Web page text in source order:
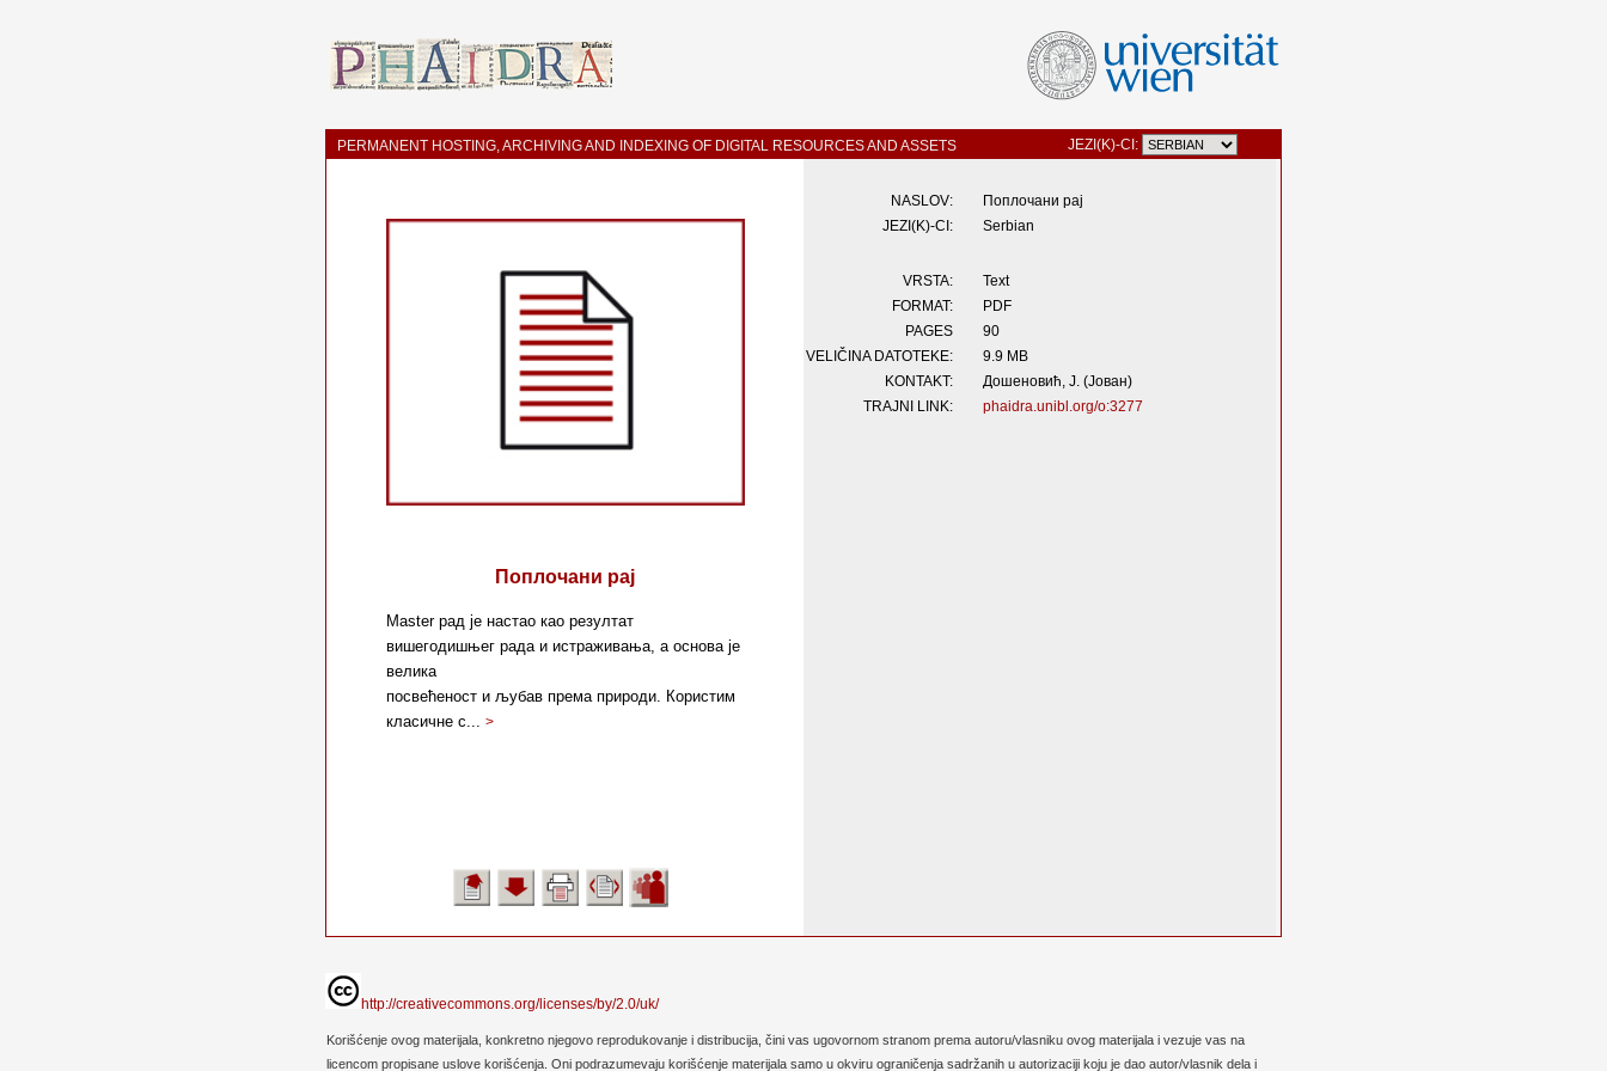
PERMANENT HOSTING, ARCHIVING AND INDEXING OF DIGITAL RESOURCES AND ASSETS JEZI(K)-CI:
Поплочани рај
Master рад је настао као резултат
вишегодишњег рада и истраживања, а основа је
велика
посвећеност и љубав према природи. Користим
класичне с... >
NASLOV:
Поплочани рај
JEZI(K)-CI:
Serbian
VRSTA:
Text
FORMAT:
PDF
PAGES
90
VELIČINA DATOTEKE:
9.9 MB
KONTAKT:
Дошеновић, Ј. (Јован)
TRAJNI LINK:
phaidra.unibl.org/o:3277
http://creativecommons.org/licenses/by/2.0/uk/
Korišćenje ovog materijala, konkretno njegovo reprodukovanje i distribucija, čini vas ugovornom stranom prema autoru/vlasniku ovog materijala i vezuje vas na
licencom propisane uslove korišćenja. Oni podrazumevaju korišćenje materijala samo u okviru ograničenja sadržanih u autorizaciji koju je dao autor/vlasnik dela i